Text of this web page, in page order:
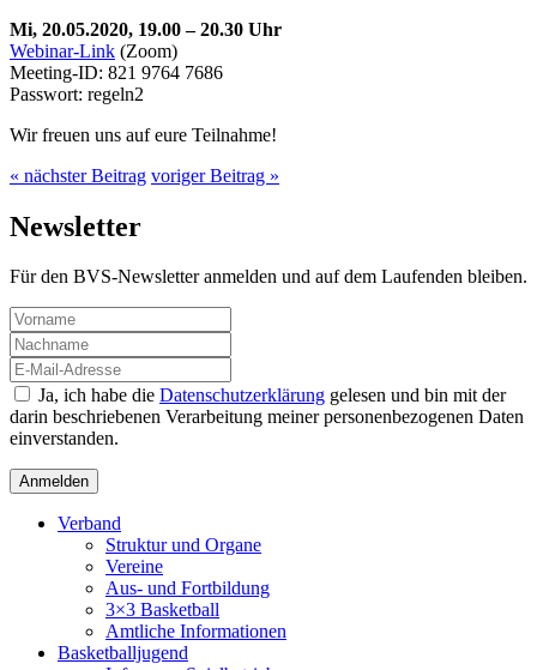
Mi, 20.05.2020, 19.00 – 20.30 Uhr
Webinar-Link (Zoom)
Meeting-ID: 821 9764 7686
Passwort: regeln2
Wir freuen uns auf eure Teilnahme!
« nächster Beitrag voriger Beitrag »
Newsletter
Für den BVS-Newsletter anmelden und auf dem Laufenden bleiben.
Ja, ich habe die Datenschutzerklärung gelesen und bin mit der
darin beschriebenen Verarbeitung meiner personenbezogenen Daten
einverstanden.
Verband
Struktur und Organe
Vereine
Aus- und Fortbildung
3×3 Basketball
Amtliche Informationen
Basketballjugend